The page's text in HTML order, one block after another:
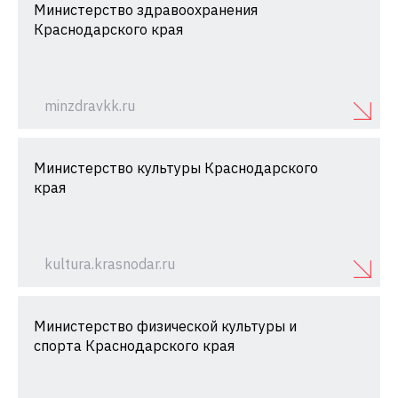
Министерство здравоохранения
Краснодарского края
minzdravkk.ru
Министерство культуры Краснодарского
края
kultura.krasnodar.ru
Министерство физической культуры и
спорта Краснодарского края